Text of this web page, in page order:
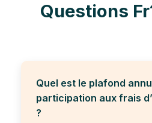
Questions
Quel est le plafond
participation aux frais
?